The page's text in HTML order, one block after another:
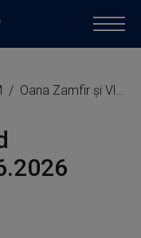
Oana Zamfir și Vlad Craioveanu – 08.06.2026